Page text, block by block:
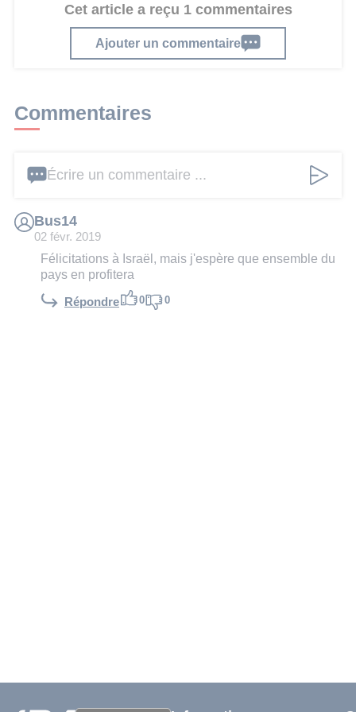
Cet article a reçu 1 commentaires
Ajouter un commentaire
Commentaires
Écrire un commentaire ...
Bus14
02 févr. 2019
Félicitations à Israël, mais j'espère que ensemble du
pays en profitera
Répondre 0 0